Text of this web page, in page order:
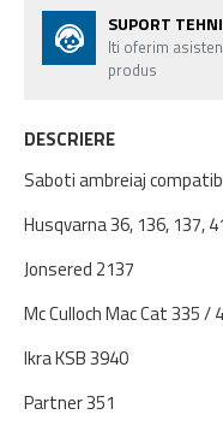
SUPORT
Iti oferim
produs
DESCRIERE
Saboti ambreiaj
Husqvarna 36, 136, 137,
Jonsered 2137
Mc Culloch Mac Cat 335
Ikra KSB 3940
Partner 351